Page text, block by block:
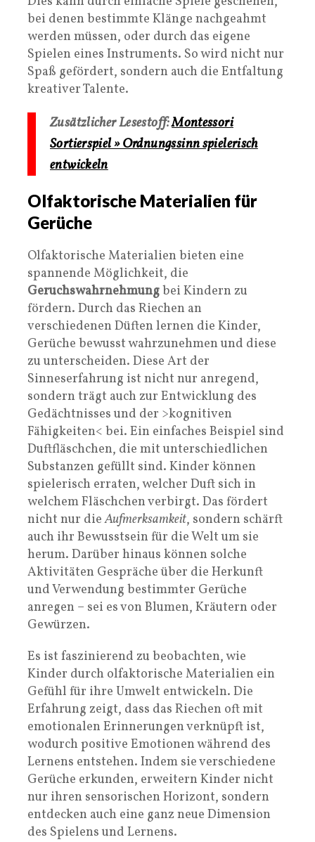
bei denen bestimmte Klänge nachgeahmt
werden müssen, oder durch das eigene
Spielen eines Instruments. So wird nicht nur
Spaß gefördert, sondern auch die Entfaltung
kreativer Talente.
Zusätzlicher Lesestoff:Montessori
Sortierspiel » Ordnungssinn spielerisch
entwickeln
Olfaktorische Materialien für
Gerüche
Olfaktorische Materialien bieten eine
spannende Möglichkeit, die
Geruchswahrnehmungbei Kindern zu
fördern. Durch das Riechen an
verschiedenen Düften lernen die Kinder,
Gerüche bewusst wahrzunehmen und diese
zu unterscheiden. Diese Art der
Sinneserfahrung ist nicht nur anregend,
sondern trägt auch zur Entwicklung des
Gedächtnisses und der >kognitiven
Fähigkeiten< bei. Ein einfaches Beispiel sind
Duftfläschchen, die mit unterschiedlichen
Substanzen gefüllt sind. Kinder können
spielerisch erraten, welcher Duft sich in
welchem Fläschchen verbirgt. Das fördert
nicht nur dieAufmerksamkeit, sondern schärft
auch ihr Bewusstsein für die Welt um sie
herum. Darüber hinaus können solche
Aktivitäten Gespräche über die Herkunft
und Verwendung bestimmter Gerüche
anregen – sei es von Blumen, Kräutern oder
Gewürzen.
Es ist faszinierend zu beobachten, wie
Kinder durch olfaktorische Materialien ein
Gefühl für ihre Umwelt entwickeln. Die
Erfahrung zeigt, dass das Riechen oft mit
emotionalen Erinnerungen verknüpft ist,
wodurch positive Emotionen während des
Lernens entstehen. Indem sie verschiedene
Gerüche erkunden, erweitern Kinder nicht
nur ihren sensorischen Horizont, sondern
entdecken auch eine ganz neue Dimension
des Spielens und Lernens.